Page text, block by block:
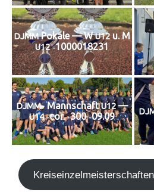
DJMMPoka­le — WU12u. M
U12‑1000018231
DJMM-Mann­schaftU12—
U14‑cor. ‑300 ‑09.09